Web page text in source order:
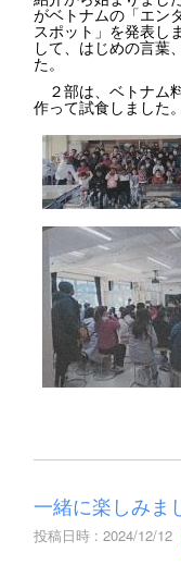
がベトナムの「エン
スポット」を発表し
して、はじめの言葉
た。
２部は、ベトナム
作って試食しました
一緒に楽しみま
投稿日時 : 2024/12/12